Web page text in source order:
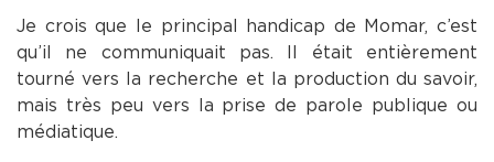
Je crois que le principal handicap de Momar, c’est
qu’il ne communiquait pas. Il était entièrement
tourné vers la recherche et la production du savoir,
mais très peu vers la prise de parole publique ou
médiatique.